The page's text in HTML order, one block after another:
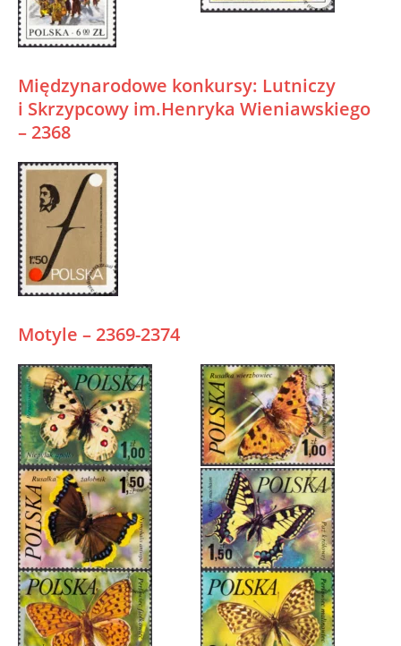
Międzynarodowe konkursy: Lutniczy
i Skrzypcowy im.Henryka Wieniawskiego
– 2368
Motyle – 2369-2374